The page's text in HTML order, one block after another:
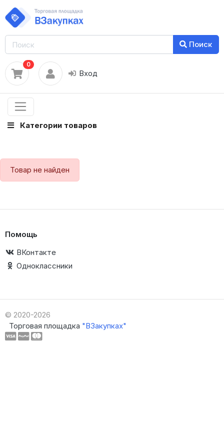
Поиск
0
Вход
Категории товаров
Товар не найден
Помощь
ВКонтакте
Одноклассники
© 2020-2026
Торговая площадка "ВЗакупках"